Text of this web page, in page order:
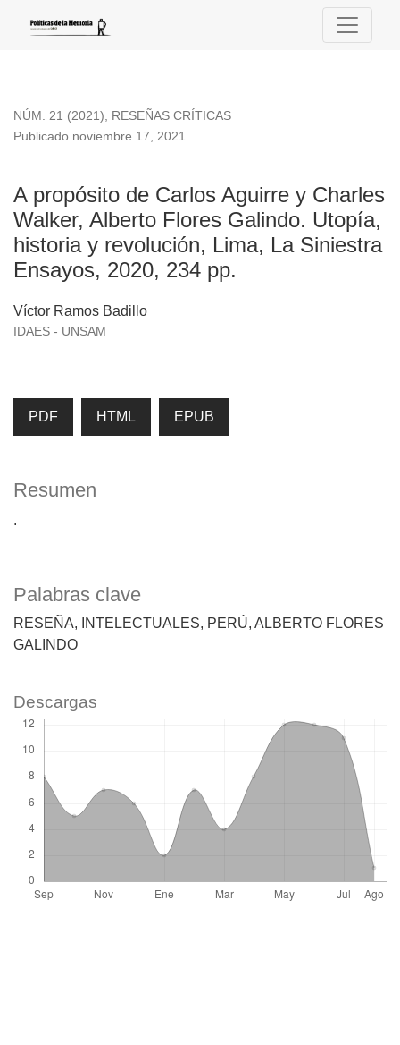
A propósito de Carlos Aguirre y Charles Walker, Alberto
NÚM. 21 (2021), RESEÑAS CRÍTICAS
A propósito de Carlos Aguirre y Charles
Walker, Alberto Flores Galindo. Utopía,
historia y revolución, Lima, La Siniestra
Ensayos, 2020, 234 pp.
Publicado noviembre 17, 2021
Víctor Ramos Badillo
IDAES - UNSAM
PDF HTML EPUB
Palabras clave
RESEÑA INTELECTUALES PERÚ ALBERTO FLORES
GALINDO
Resumen
.
Descargas